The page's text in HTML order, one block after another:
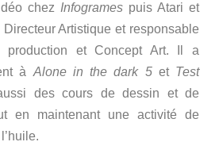
chez Infogrames puis Atari et
Directeur Artistique et responsable
production et Concept Art. Il a
à Alone in the dark 5et Test
des cours de dessin et de
en maintenant une activité de